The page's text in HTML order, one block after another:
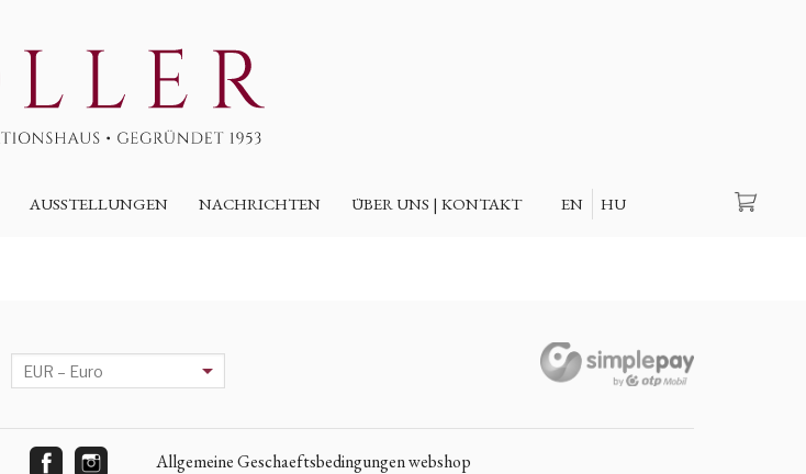
AUSSTELLUNGEN NACHRICHTEN ÜBER UNS | KONTAKT EN HU
Allgemeine Geschaeftsbedingungen webshop